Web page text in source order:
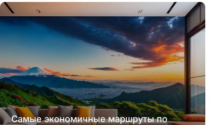
Самые экономичные маршруты по